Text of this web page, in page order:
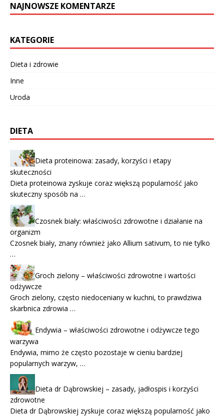
NAJNOWSZE KOMENTARZE
KATEGORIE
Dieta i zdrowie
Inne
Uroda
DIETA
Dieta proteinowa: zasady, korzyści i etapy
skuteczności
Dieta proteinowa zyskuje coraz większą popularność jako
skuteczny sposób na …
Czosnek biały: właściwości zdrowotne i działanie na
organizm
Czosnek biały, znany również jako Allium sativum, to nie tylko
…
Groch zielony – właściwości zdrowotne i wartości
odżywcze
Groch zielony, często niedoceniany w kuchni, to prawdziwa
skarbnica zdrowia …
Endywia – właściwości zdrowotne i odżywcze tego
warzywa
Endywia, mimo że często pozostaje w cieniu bardziej
popularnych warzyw, …
Dieta dr Dąbrowskiej – zasady, jadłospis i korzyści
zdrowotne
Dieta dr Dąbrowskiej zyskuje coraz większą popularność jako